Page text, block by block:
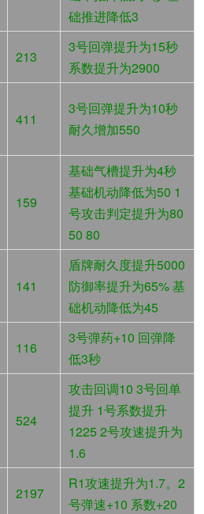
础推进降低3
213
3号回弹提升为15秒
系数提升为2900
411
3号回弹提升为10秒
耐久增加550
159
基础气槽提升为4秒
基础机动降低为50 1
号攻击判定提升为80
50 80
141
盾牌耐久度提升5000
防御率提升为65% 基
础机动降低为45
116
3号弹药+10 回弹降
低3秒
524
攻击回调10 3号回单
提升 1号系数提升
1225 2号攻速提升为
1.6
2197
R1攻速提升为1.7。2
号弹速+10 系数+20